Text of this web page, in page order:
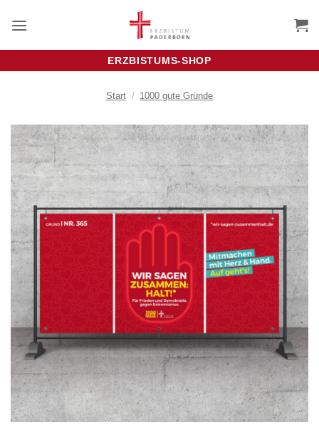
Inhalt
ERZBISTUMS-SHOP
Start / 1000 gute Gründe